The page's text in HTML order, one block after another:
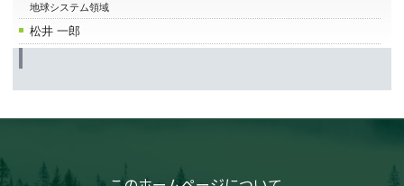
地球システム領域
松井 一郎